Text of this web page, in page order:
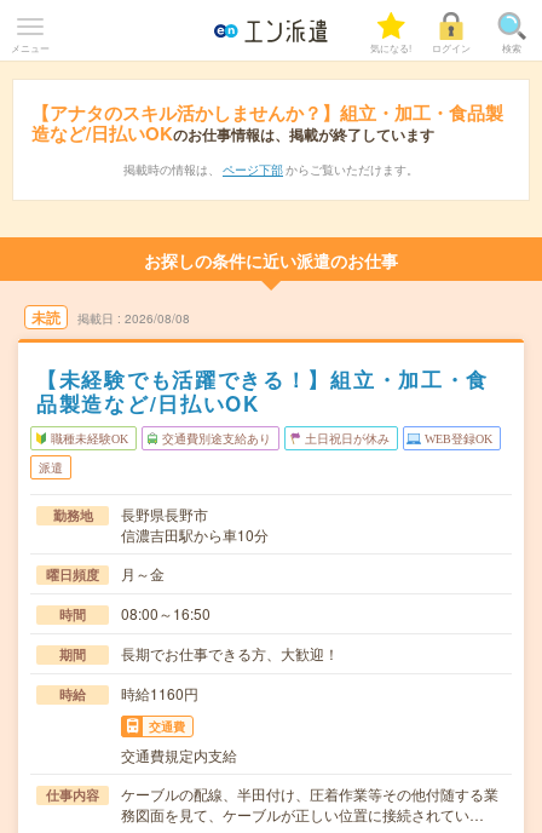
メニュー 気になる! ログイン 検索
【アナタのスキル活かしませんか？】組立・加工・食品製
造など/日払いOKのお仕事情報は、掲載が終了しています
掲載時の情報は、 ページ下部 からご覧いただけます。
お探しの条件に近い派遣のお仕事
未読 掲載日 2026/08/08
【未経験でも活躍できる！】組立・加工・食
品製造など/日払いOK
職種未経験OK 交通費別途支給あり 土日祝日が休み WEB登録OK
派遣
勤務地
長野県長野市
信濃吉田駅から車10分
曜日頻度 月～金
時間 08:00～16:50
期間 長期でお仕事できる方、大歓迎！
時給 時給1160円
交通費
交通費規定内支給
仕事内容
ケーブルの配線、半田付け、圧着作業等その他付随する業
務図面を見て、ケーブルが正しい位置に接続されてい…